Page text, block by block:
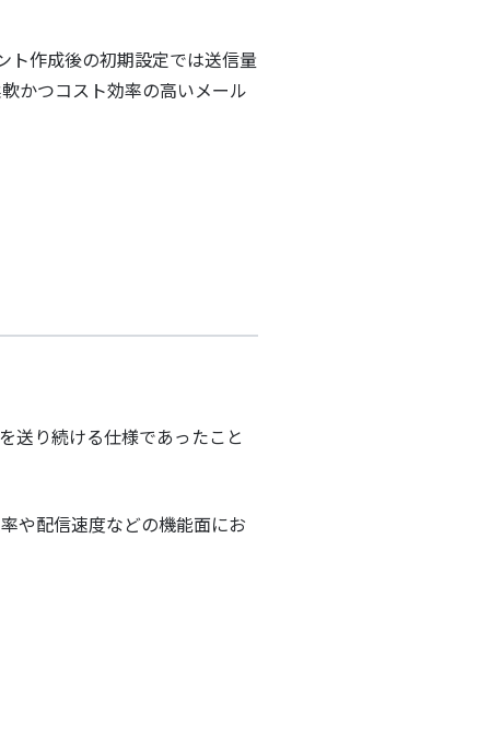
ト作成後の初期設定では送信量
かつコスト効率の高いメール
送り続ける仕様であったこと
や配信速度などの機能面にお